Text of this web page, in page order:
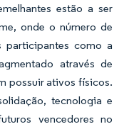
estão a ser
onde o número de
participantes como a
através de
possuir ativos físicos.
tecnologia e
vencedores no